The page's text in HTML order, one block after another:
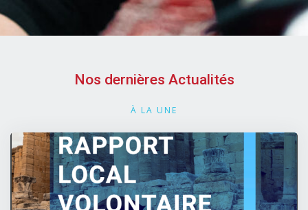
Nos dernières Actualités
À LA UNE